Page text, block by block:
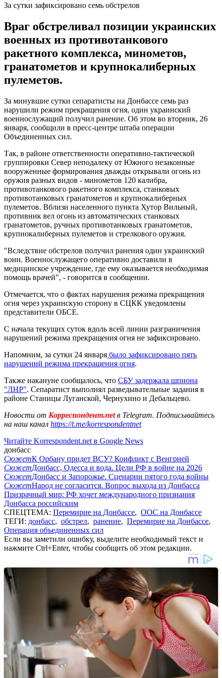
За сутки зафиксировано семь обстрелов
Враг обстреливал позиции украинских
военных из противотанкового
ракетного комплекса, минометов,
гранатометов и крупнокалиберных
пулеметов.
За минувшие сутки сепаратисты на Донбассе семь раз
нарушили режим прекращения огня, один украинский
военнослужащий получил ранение. Об этом во вторник, 26
января, сообщили в пресс-центре штаба операции
Объединенных сил.
Так, в районе ответственности оперативно-тактической
группировки Север неподалеку от Южного незаконные
вооруженные формирования дважды открывали огонь из
оружия разных видов - минометов 120 калибра,
противотанкового ракетного комплекса, станковых
противотанковых гранатометов и крупнокалиберных
пулеметов. Вблизи населенного пункта Хутор Вильный,
противник вел огонь из автоматических станковых
гранатометов, ручных противотанковых гранатометов,
крупнокалиберных пулеметов и стрелкового оружия.
"Вследствие обстрелов получил ранения один украинский
воин. Военнослужащего оперативно доставили в
медицинское учреждение, где ему оказывается необходимая
помощь врачей", - говорится в сообщении.
Отмечается, что о фактах нарушения режима прекращения
огня через украинскую сторону в СЦКК уведомлены
представители ОБСЕ.
С начала текущих суток вдоль всей линии разграничения
нарушений режима прекращения огня не зафиксировано.
Напомним, за сутки 24 января было зафиксировано пять
нарушений режима прекращения огня.
Также накануне сообщалось, что СБУ задержала шпиона
"ЛНР". Сепаратист выполнял разведывательные задания в
районе Станицы Луганской, Чернухино и Дебальцево.
Новости от Корреспондент.netв Telegram. Подписывайтесь
на наш канал https://t.me/korrespondentnet
Читайте Korrespondent.net в Google News
донбасс
СюжетК Орбану придет ВСУ? Конфликт с Венгрией
СюжетДонбасс, Одесса и вода. Цели РФ в войне на 2026
СюжетДонбасс и Запорожье. Сценарии пятого года войны
СюжетНарод не согласится. Вопрос выхода из Донбасса
Призрачный мир: РФ хочет международного признания
Донбасса российским
СПЕЦТЕМА: Перемирие на Донбассе, ООС на Донбассе
ТЕГИ: донбасс, обстрел, ранение, Перемирие на Донбассе,
Операция объединенных сил
Если вы заметили ошибку, выделите необходимый текст и
нажмите Ctrl+Enter, чтобы сообщить об этом редакции.